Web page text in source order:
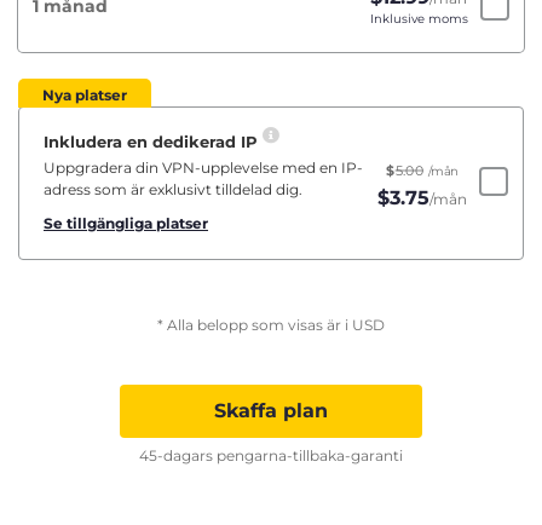
1 månad
Inklusive moms
Nya platser
Inkludera en dedikerad IP
Uppgradera din VPN-upplevelse med en IP-
adress som är exklusivt tilldelad dig.
Se tillgängliga platser
$5.00 /mån
$3.75/mån
* Alla belopp som visas är i USD
Skaffa plan
45-dagars pengarna-tillbaka-garanti